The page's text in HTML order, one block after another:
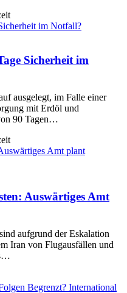
Sicherheit im
ausgelegt, im Falle einer
mit Erdöl und
90 Tagen…
Auswärtiges Amt
aufgrund der Eskalation
Iran von Flugausfällen und
International